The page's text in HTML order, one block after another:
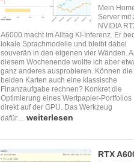
Mein
Server mit
NVIDIA
A6000 macht im Alltag KI-Inferenz. Er
lokale Sprachmodelle und bleibt dabei
souverän in den eigenen vier Wänden.
diesem Wochenende wollte ich aber
ganz anderes ausprobieren. Können die
beiden Karten auch eine klassische
Finanzaufgabe rechnen? Konkret die
Optimierung eines Wertpapier-Portfolios
direkt auf der GPU. Das Werkzeug
dafür…weiterlesen
RTX